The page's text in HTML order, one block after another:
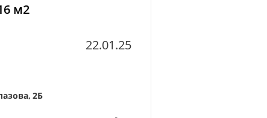
м2
22.01.25
2Б